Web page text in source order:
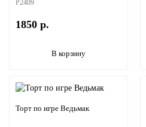
P2409
1850 р.
В корзину
Торт по игре Ведьмак